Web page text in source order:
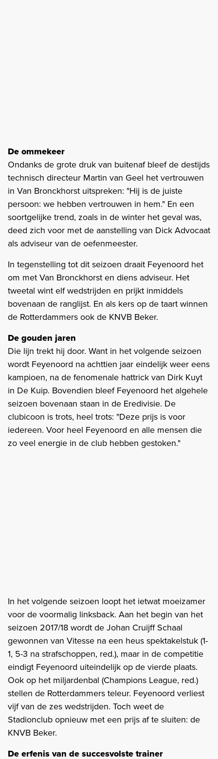
De ommekeer
Ondanks de grote druk van buitenaf bleef de destijds
technisch directeur Martin van Geel het vertrouwen
in Van Bronckhorst uitspreken: "Hij is de juiste
persoon: we hebben vertrouwen in hem." En een
soortgelijke trend, zoals in de winter het geval was,
deed zich voor met de aanstelling van Dick Advocaat
als adviseur van de oefenmeester.
In tegenstelling tot dit seizoen draait Feyenoord het
om met Van Bronckhorst en diens adviseur. Het
tweetal wint elf wedstrijden en prijkt inmiddels
bovenaan de ranglijst. En als kers op de taart winnen
de Rotterdammers ook de KNVB Beker.
De gouden jaren
Die lijn trekt hij door. Want in het volgende seizoen
wordt Feyenoord na achttien jaar eindelijk weer eens
kampioen, na de fenomenale hattrick van Dirk Kuyt
in De Kuip. Bovendien bleef Feyenoord het algehele
seizoen bovenaan staan in de Eredivisie. De
clubicoon is trots, heel trots: "Deze prijs is voor
iedereen. Voor heel Feyenoord en alle mensen die
zo veel energie in de club hebben gestoken."
In het volgende seizoen loopt het ietwat moeizamer
voor de voormalig linksback. Aan het begin van het
seizoen 2017/18 wordt de Johan Cruijff Schaal
gewonnen van Vitesse na een heus spektakelstuk (1-
1, 5-3 na strafschoppen, red.), maar in de competitie
eindigt Feyenoord uiteindelijk op de vierde plaats.
Ook op het miljardenbal (Champions League, red.)
stellen de Rotterdammers teleur. Feyenoord verliest
vijf van de zes wedstrijden. Toch weet de
Stadionclub opnieuw met een prijs af te sluiten: de
KNVB Beker.
De erfenis van de succesvolste trainer